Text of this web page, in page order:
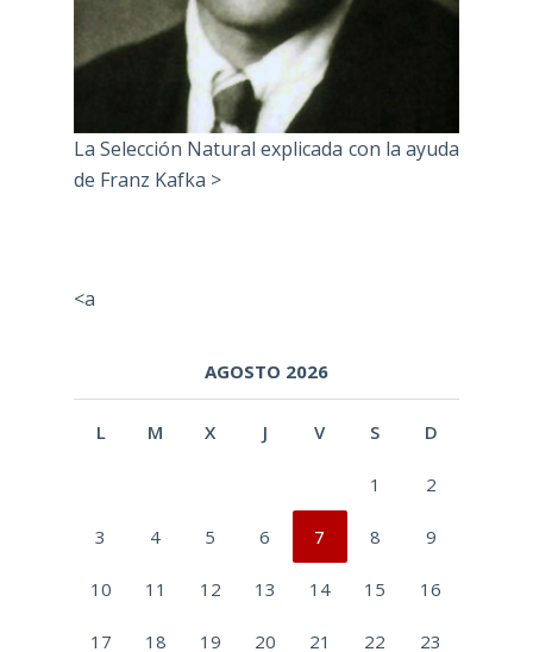
La Selección Natural explicada con la ayuda
de Franz Kafka >
<a
AGOSTO 2026
L M X J V S D
1 2
3 4 5 6 7 8 9
10 11 12 13 14 15 16
17 18 19 20 21 22 23